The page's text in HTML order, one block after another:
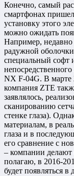
Конечно, самый
смартфонах
установку этого
можно ожидать
Например, недавно
радужной оболочки
специальный софт
NX F-04G. В марте
компания ZTE
заявлялось,
сканированию
стенке глаза).
материалам, в
глаза и в
его сравнение с
– компании
полагаю, в 2016-
будет появляться в